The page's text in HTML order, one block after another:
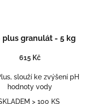
hodnocení
je
z
5
hvězdiček.
plus granulát - 5 kg
615 Kč
slouží ke zvýšení pH
hodnoty vody
> 100 KS